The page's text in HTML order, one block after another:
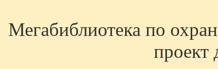
Мегабиблиотека по
проект